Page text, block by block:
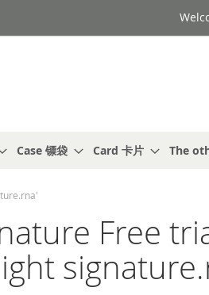
Case 镖袋 Card 卡片 The
Free